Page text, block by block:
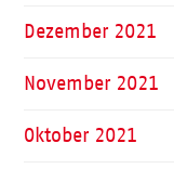
Dezember 2021
November 2021
Oktober 2021